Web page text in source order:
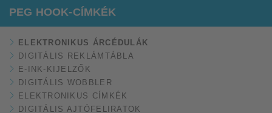
PEG HOOK-CÍMKÉK
ELEKTRONIKUS ÁRCÉDULÁK
DIGITÁLIS REKLÁMTÁBLA
E-INK-KIJELZŐK
DIGITÁLIS WOBBLER
ELEKTRONIKUS CÍMKÉK
DIGITÁLIS AJTÓFELIRATOK